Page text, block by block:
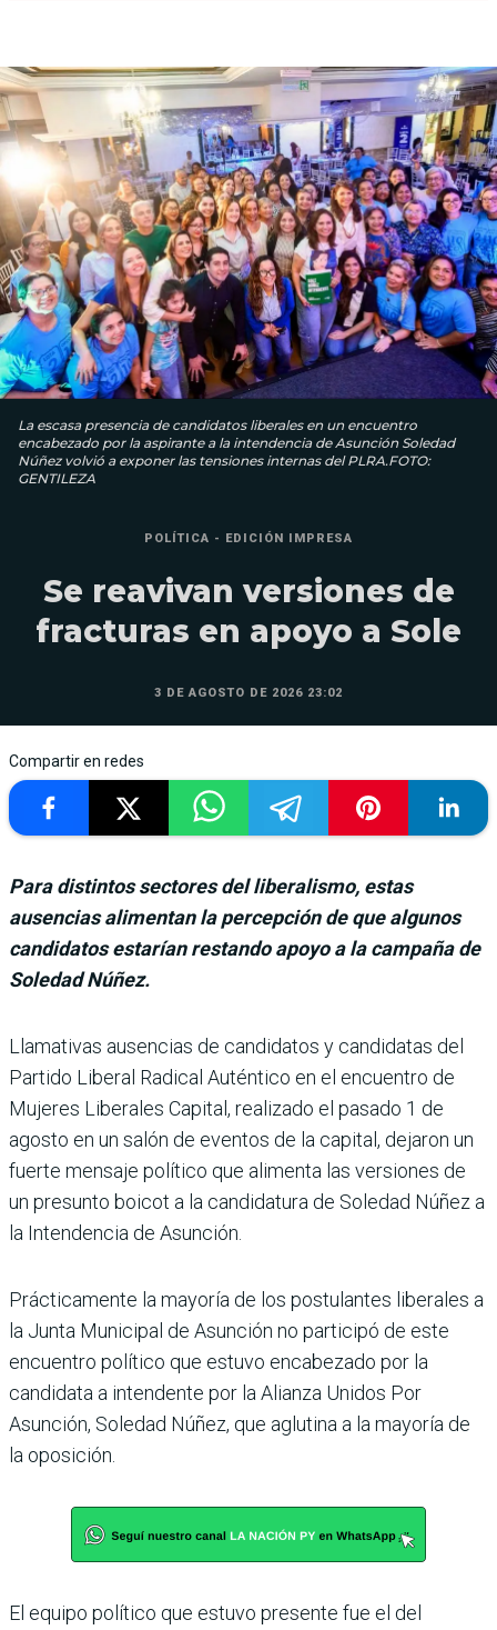
La escasa presencia de candidatos liberales en un encuentro
encabezado por la aspirante a la intendencia de Asunción Soledad
Núñez volvió a exponer las tensiones internas del PLRA.FOTO:
GENTILEZA
POLÍTICA - EDICIÓN IMPRESA
Se reavivan versiones de
fracturas en apoyo a Sole
3 DE AGOSTO DE 2026 23:02
Compartir en redes
Para distintos sectores del liberalismo, estas
ausencias alimentan la percepción de que algunos
candidatos estarían restando apoyo a la campaña de
Soledad Núñez.
Llamativas ausencias de can­didatos y candidatas del
Par­tido Liberal Radical Autén­tico en el encuentro de
Mujeres Liberales Capital, realizado el pasado 1 de
agosto en un salón de eventos de la capital, deja­ron un
fuerte mensaje político que alimenta las versiones de
un presunto boicot a la can­didatura de Soledad Núñez a
la Intendencia de Asunción.
Prácticamente la mayoría de los postulantes liberales a
la Junta Municipal de Asunción no participó de este
encuen­tro político que estuvo encabe­zado por la
candidata a inten­dente por la Alianza Unidos Por
Asunción, Soledad Núñez, que aglutina a la mayoría de
la oposición.
El equipo político que estuvo presente fue el del